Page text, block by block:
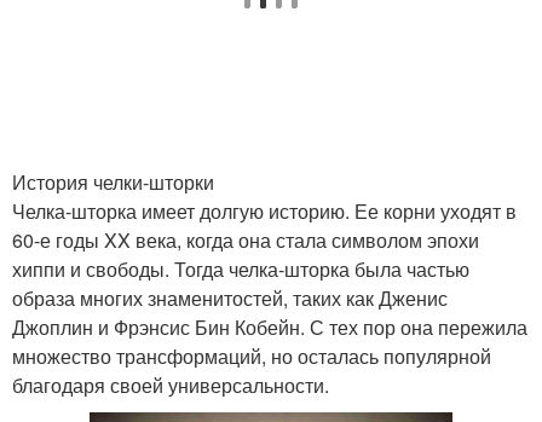
Объемная челка-шторка Прически с челкой
История челки-шторки
Челка-шторка имеет долгую историю. Ее корни уходят в
60-е годы XX века, когда она стала символом эпохи
хиппи и свободы. Тогда челка-шторка была частью
образа многих знаменитостей, таких как Дженис
Джоплин и Фрэнсис Бин Кобейн. С тех пор она пережила
множество трансформаций, но осталась популярной
благодаря своей универсальности.